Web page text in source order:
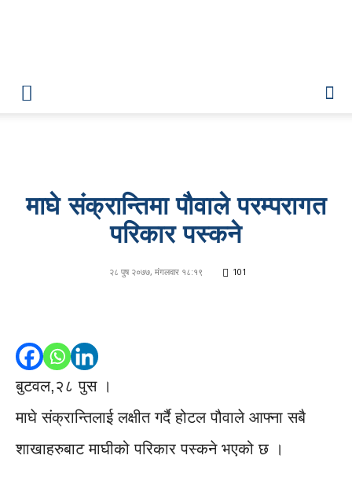
माघे संक्रान्तिमा पौवाले परम्परागत
परिकार पस्कने
२८ पुष २०७७, मंगलवार १८:१९ 101
बुटवल,२८ पुस ।
माघे संक्रान्तिलाई लक्षीत गर्दै होटल पौवाले आफ्ना सबै
शाखाहरुबाट माघीको परिकार पस्कने भएको छ ।